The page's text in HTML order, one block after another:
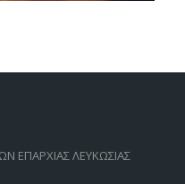
ΕΠΑΡΧΙΑΣ ΛΕΥΚΩΣΙΑΣ